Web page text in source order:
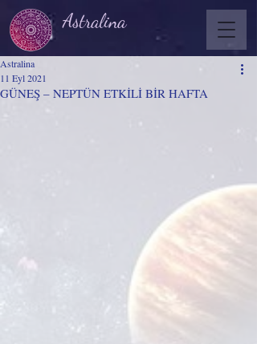
Astralina
GÜNEŞ – NEPTÜN ETKİLİ BİR HAFTA
Astralina
11 Eyl 2021